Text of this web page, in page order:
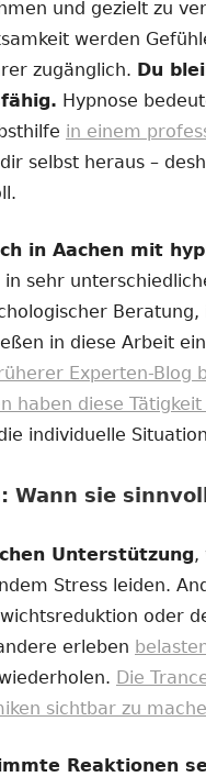
und gezielt zu
werden
zugänglich. Du
Hypnose
in einem
selbst heraus –
in Aachen mit
sehr
in diese Arbeit
Experten-Blog
haben diese
individuelle
Wann sie
Unterstützung,
Stress leiden.
oder
erleben
Die
sichtbar zu
Reaktionen